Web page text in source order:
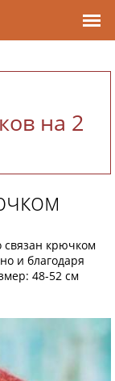
на 2
связан крючком
и благодаря
48-52 см